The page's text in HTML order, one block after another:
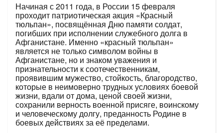
Начиная с 2011 года, в России 15 февраля
проходит патриотическая акция «Красный
тюльпан», посвящённая Дню памяти солдат,
погибших при исполнении служебного долга в
Афганистане. Именно «красный тюльпан»
является не только символом войны в
Афганистане, но и знаком уважения и
признательности к соотечественникам,
проявившим мужество, стойкость, благородство,
которые в неимоверно трудных условиях боевой
жизни, вдали от дома, ценой своей жизни,
сохранили верность военной присяге, воинскому
и человеческому долгу, преданность Родине в
боевых действиях за её пределами.